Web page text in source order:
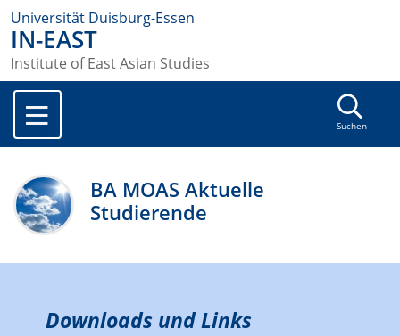
Universität Duisburg-Essen
IN-EAST
Institute of East Asian Studies
Suchen
BA MOAS Aktuelle
Studierende
Downloads und Links